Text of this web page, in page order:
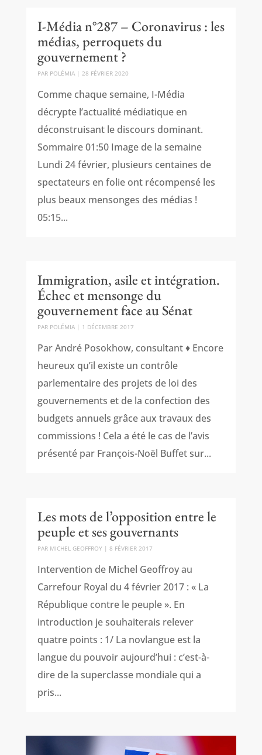
I-Média n°287 – Coronavirus : les
médias, perroquets du
gouvernement ?
PAR POLÉMIA| 28 FÉVRIER 2020
Comme chaque semaine, I-Média
décrypte l’actualité médiatique en
déconstruisant le discours dominant.
Sommaire 01:50 Image de la semaine
Lundi 24 février, plusieurs centaines de
spectateurs en folie ont récompensé les
plus beaux mensonges des médias !
05:15...
Immigration, asile et intégration.
Échec et mensonge du
gouvernement face au Sénat
PAR POLÉMIA| 1 DÉCEMBRE 2017
Par André Posokhow, consultant ♦ Encore
heureux qu’il existe un contrôle
parlementaire des projets de loi des
gouvernements et de la confection des
budgets annuels grâce aux travaux des
commissions ! Cela a été le cas de l’avis
présenté par François-Noël Buffet sur...
Les mots de l’opposition entre le
peuple et ses gouvernants
PAR MICHEL GEOFFROY| 8 FÉVRIER 2017
Intervention de Michel Geoffroy au
Carrefour Royal du 4 février 2017 : « La
République contre le peuple ». En
introduction je souhaiterais relever
quatre points : 1/ La novlangue est la
langue du pouvoir aujourd’hui : c’est-à-
dire de la superclasse mondiale qui a
pris...